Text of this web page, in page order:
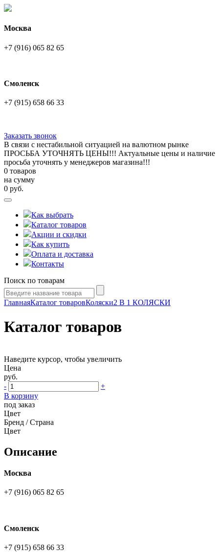
Москва
+7 (916) 065 82 65
Смоленск
+7 (915) 658 66 33
Заказать звонок
В связи с нестабильной ситуацией на валютном рынке
ПРОСЬБА УТОЧНЯТЬ ЦЕНЫ!!! Актуальные цены и наличие
просьба уточнять у менеджеров магазина!!!
0 товаров
на сумму
0 руб.
Как выбрать
Каталог товаров
Акции и скидки
Как купить
Оплата и доставка
Контакты
Поиск по товарам
ГлавнаяКаталог товаровКоляски2 В 1 КОЛЯСКИ
Каталог товаров
Наведите курсор, чтобы увеличить
Цена
руб.
-
+
В корзину
под заказ
Цвет
Бренд / Страна
Цвет
Описание
Москва
+7 (916) 065 82 65
Смоленск
+7 (915) 658 66 33